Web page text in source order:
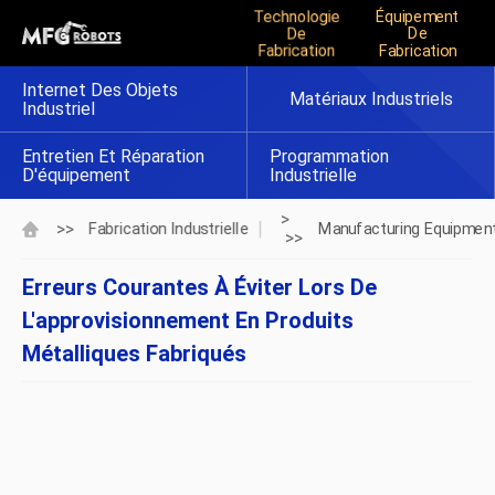
Technologie
De
Fabrication
Équipement
De
Fabrication
Internet Des Objets
Industriel
Matériaux Industriels
Entretien Et Réparation
D'équipement
Programmation
Industrielle
>> Fabrication Industrielle
>
>>
Manufacturing
Erreurs Courantes À Éviter Lors De
L'approvisionnement En Produits
Métalliques Fabriqués